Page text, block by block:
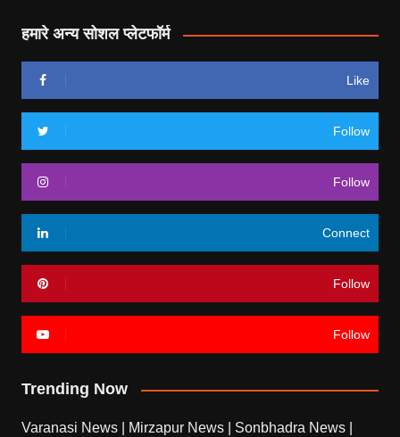
हमारे अन्य सोशल प्लेटफॉर्म
Like
Follow
Follow
Connect
Follow
Follow
Trending Now
Varanasi News Mirzapur News Sonbhadra News